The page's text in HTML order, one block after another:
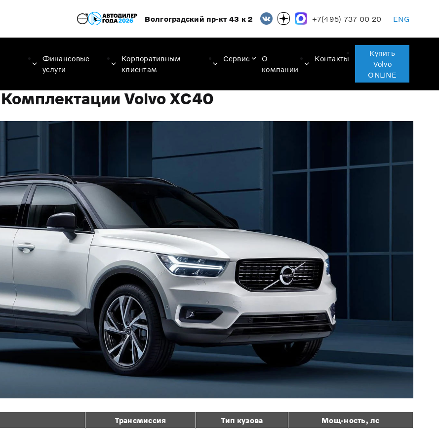
Волгоградский пр-кт 43 к 2 +7(495) 737 00 20 ENG
Финансовые
услуги
Корпоративным
клиентам
Сервис
О
компании
Контакты
Купить
Volvo
ONLINE
Комплектации Volvo XC40
Трансмиссия Тип кузова
Мощ-ность, лс